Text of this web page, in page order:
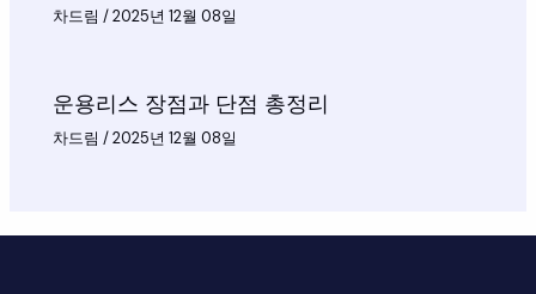
차드림 /2025년 12월 08일
운용리스 장점과 단점 총정리
차드림 /2025년 12월 08일